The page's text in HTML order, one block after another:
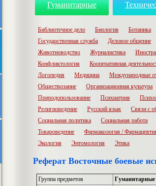
Гуманитарные
Библиотечное дело Биология Ботаника
Государственная служба
Деловое общение
Животноводство
Журналистика
Конфликтология
Кооперативная
Логопедия
Медицина Международные
Обществозание
Организационная культура
Природопользование
Психиатрия
Религиоведение
Русский язык Связи с
Социальная политика
Социальная работа
Товароведение
Фармакология /
Экология
Энтомология Этика
Реферат Восточные боевые
Группа предметов
Гуманитарные